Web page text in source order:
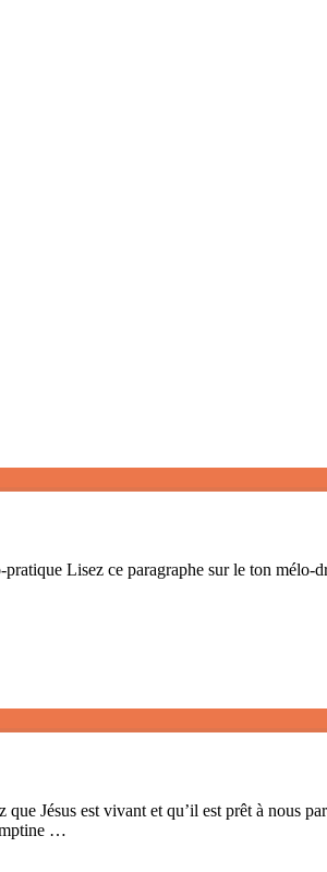
Lisez ce paragraphe sur le ton mélo-
Jésus est vivant et qu’il est prêt à nous
…